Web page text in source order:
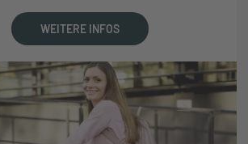
WEITERE INFOS